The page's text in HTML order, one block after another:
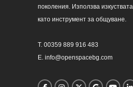
поколения. Използва изкуствата
като инструмент за общуване.
T. 00359 889 916 483
E. info@openspacebg.com